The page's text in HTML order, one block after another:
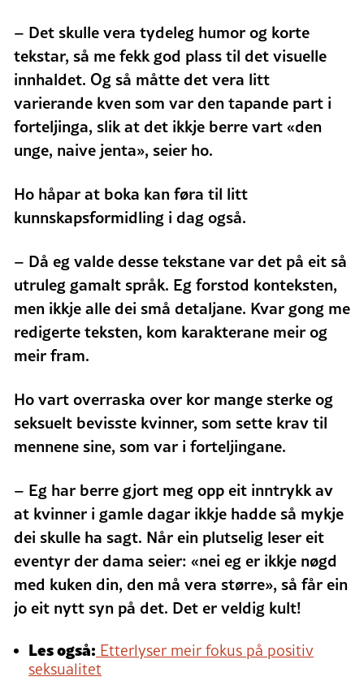
– Det skulle vera tydeleg humor og korte
tekstar, så me fekk god plass til det visuelle
innhaldet. Og så måtte det vera litt
varierande kven som var den tapande part i
forteljinga, slik at det ikkje berre vart «den
unge, naive jenta», seier ho.
Ho håpar at boka kan føra til litt
kunnskapsformidling i dag også.
– Då eg valde desse tekstane var det på eit så
utruleg gamalt språk. Eg forstod konteksten,
men ikkje alle dei små detaljane. Kvar gong me
redigerte teksten, kom karakterane meir og
meir fram.
Ho vart overraska over kor mange sterke og
seksuelt bevisste kvinner, som sette krav til
mennene sine, som var i forteljingane.
– Eg har berre gjort meg opp eit inntrykk av
at kvinner i gamle dagar ikkje hadde så mykje
dei skulle ha sagt. Når ein plutselig leser eit
eventyr der dama seier: «nei eg er ikkje nøgd
med kuken din, den må vera større», så får ein
jo eit nytt syn på det. Det er veldig kult!
Les også: Etterlyser meir fokus på positiv
seksualitet